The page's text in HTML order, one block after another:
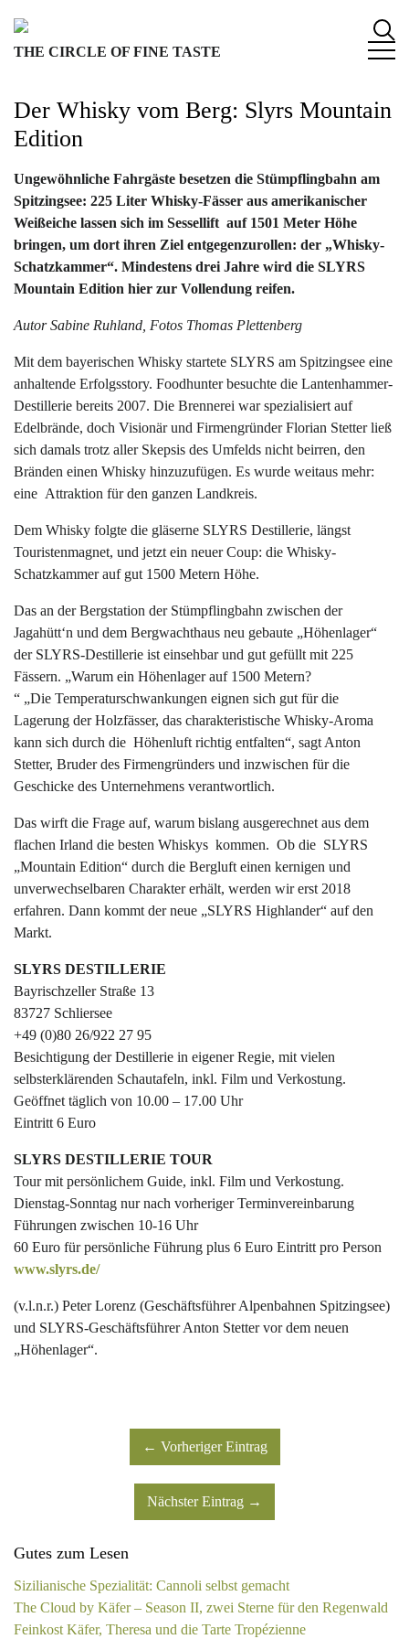
THE CIRCLE OF FINE TASTE
Der Whisky vom Berg: Slyrs Mountain
Edition
Ungewöhnliche Fahrgäste besetzen die Stümpflingbahn am
Spitzingsee: 225 Liter Whisky-Fässer aus amerikanischer
Weißeiche lassen sich im Sessellift auf 1501 Meter Höhe
bringen, um dort ihren Ziel entgegenzurollen: der „Whisky-
Schatzkammer“. Mindestens drei Jahre wird die SLYRS
Mountain Edition hier zur Vollendung reifen.
Autor Sabine Ruhland, Fotos Thomas Plettenberg
Mit dem bayerischen Whisky startete SLYRS am Spitzingsee eine
anhaltende Erfolgsstory. Foodhunter besuchte die Lantenhammer-
Destillerie bereits 2007. Die Brennerei war spezialisiert auf
Edelbrände, doch Visionär und Firmengründer Florian Stetter ließ
sich damals trotz aller Skepsis des Umfelds nicht beirren, den
Bränden einen Whisky hinzuzufügen. Es wurde weitaus mehr:
eine Attraktion für den ganzen Landkreis.
Dem Whisky folgte die gläserne SLYRS Destillerie, längst
Touristenmagnet, und jetzt ein neuer Coup: die Whisky-
Schatzkammer auf gut 1500 Metern Höhe.
Das an der Bergstation der Stümpflingbahn zwischen der
Jagahütt‘n und dem Bergwachthaus neu gebaute „Höhenlager“
der SLYRS-Destillerie ist einsehbar und gut gefüllt mit 225
Fässern. „Warum ein Höhenlager auf 1500 Metern?
“ „Die Temperaturschwankungen eignen sich gut für die
Lagerung der Holzfässer, das charakteristische Whisky-Aroma
kann sich durch die Höhenluft richtig entfalten“, sagt Anton
Stetter, Bruder des Firmengründers und inzwischen für die
Geschicke des Unternehmens verantwortlich.
Das wirft die Frage auf, warum bislang ausgerechnet aus dem
flachen Irland die besten Whiskys kommen. Ob die SLYRS
„Mountain Edition“ durch die Bergluft einen kernigen und
unverwechselbaren Charakter erhält, werden wir erst 2018
erfahren. Dann kommt der neue „SLYRS Highlander“ auf den
Markt.
SLYRS DESTILLERIE
Bayrischzeller Straße 13
83727 Schliersee
+49 (0)80 26/922 27 95
Besichtigung der Destillerie in eigener Regie, mit vielen
selbsterklärenden Schautafeln, inkl. Film und Verkostung.
Geöffnet täglich von 10.00 – 17.00 Uhr
Eintritt 6 Euro
SLYRS DESTILLERIE TOUR
Tour mit persönlichem Guide, inkl. Film und Verkostung.
Dienstag-Sonntag nur nach vorheriger Terminvereinbarung
Führungen zwischen 10-16 Uhr
60 Euro für persönliche Führung plus 6 Euro Eintritt pro Person
www.slyrs.de/
(v.l.n.r.) Peter Lorenz (Geschäftsführer Alpenbahnen Spitzingsee)
und SLYRS-Geschäftsführer Anton Stetter vor dem neuen
„Höhenlager“.
← Vorheriger Eintrag
Nächster Eintrag →
Gutes zum Lesen
Sizilianische Spezialität: Cannoli selbst gemacht
The Cloud by Käfer – Season II, zwei Sterne für den Regenwald
Feinkost Käfer, Theresa und die Tarte Tropézienne